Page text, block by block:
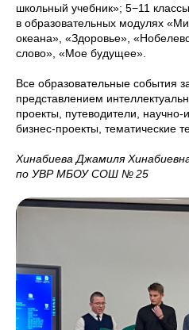
школьный учебник»; 5−11
в образовательных модулях
океана», «Здоровье»,
слово», «Мое будущее».
Все образовательные события
представлением
проекты, путеводители, научно-
бизнес-проекты, тематические
Хинабиева Джамиля
по УВР МБОУ СОШ № 25